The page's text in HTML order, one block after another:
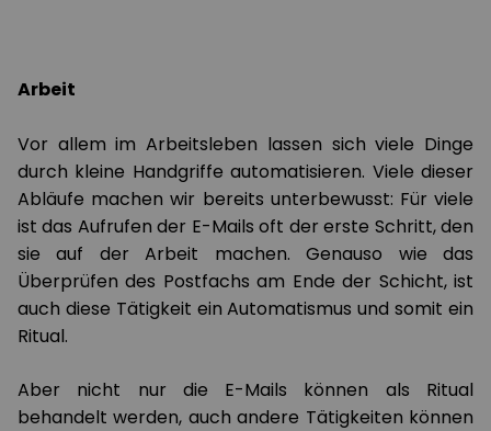
Arbeit
Vor allem im Arbeitsleben lassen sich viele Dinge
durch kleine Handgriffe automatisieren. Viele dieser
Abläufe machen wir bereits unterbewusst: Für viele
ist das Aufrufen der E-Mails oft der erste Schritt, den
sie auf der Arbeit machen. Genauso wie das
Überprüfen des Postfachs am Ende der Schicht, ist
auch diese Tätigkeit ein Automatismus und somit ein
Ritual.
Aber nicht nur die E-Mails können als Ritual
behandelt werden, auch andere Tätigkeiten können